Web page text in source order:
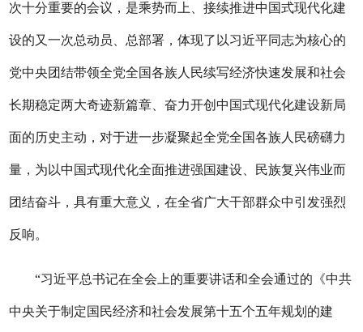
次十分重要的会议，是乘势而上、接续推进中国式现代化建
设的又一次总动员、总部署，体现了以习近平同志为核心的
党中央团结带领全党全国各族人民续写经济快速发展和社会
长期稳定两大奇迹新篇章、奋力开创中国式现代化建设新局
面的历史主动，对于进一步凝聚起全党全国各族人民磅礴力
量，为以中国式现代化全面推进强国建设、民族复兴伟业而
团结奋斗，具有重大意义，在全省广大干部群众中引发强烈
反响。
“习近平总书记在全会上的重要讲话和全会通过的《中共
中央关于制定国民经济和社会发展第十五个五年规划的建